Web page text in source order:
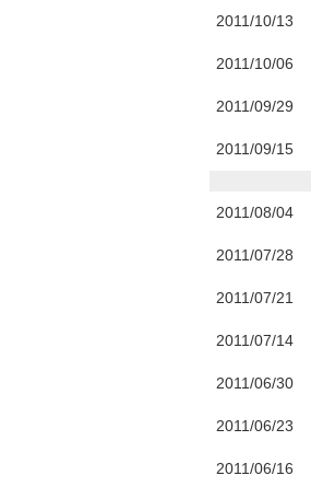
2011/10/13
2011/10/06
2011/09/29
2011/09/15
2011/08/04
2011/07/28
2011/07/21
2011/07/14
2011/06/30
2011/06/23
2011/06/16